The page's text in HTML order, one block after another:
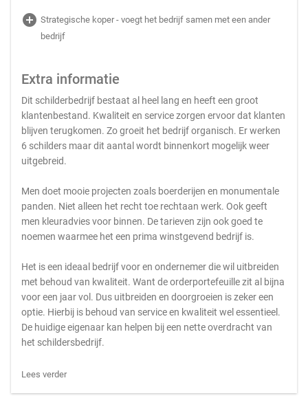
add_circle Strategische koper - voegt het bedrijf samen met een ander
bedrijf
Extra informatie
Dit schilderbedrijf bestaat al heel lang en heeft een groot
klantenbestand. Kwaliteit en service zorgen ervoor dat klanten
blijven terugkomen. Zo groeit het bedrijf organisch. Er werken
6 schilders maar dit aantal wordt binnenkort mogelijk weer
uitgebreid.
Men doet mooie projecten zoals boerderijen en monumentale
panden. Niet alleen het recht toe rechtaan werk. Ook geeft
men kleuradvies voor binnen. De tarieven zijn ook goed te
noemen waarmee het een prima winstgevend bedrijf is.
Het is een ideaal bedrijf voor en ondernemer die wil uitbreiden
met behoud van kwaliteit. Want de orderportefeuille zit al bijna
voor een jaar vol. Dus uitbreiden en doorgroeien is zeker een
optie. Hierbij is behoud van service en kwaliteit wel essentieel.
De huidige eigenaar kan helpen bij een nette overdracht van
het schildersbedrijf.
Lees verder